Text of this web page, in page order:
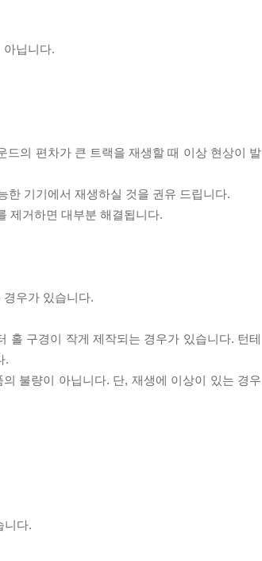
아닙니다.
드의 편차가 큰 트랙을 재생할 때 이상 현상이 발
한 기기에서 재생하실 것을 권유 드립니다.
제거하면 대부분 해결됩니다.
우가 있습니다.
홀 구경이 작게 제작되는 경우가 있습니다. 턴테
.
불량이 아닙니다. 단, 재생에 이상이 있는 경우
니다.